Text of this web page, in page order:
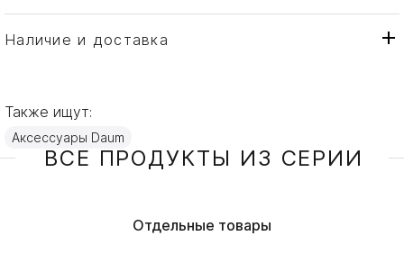
Бренд
Daum
Страна производителя
Наличие и доставка
Также ищут:
Аксессуары Daum
ВСЕ ПРОДУКТЫ ИЗ СЕРИИ
Отдельные товары